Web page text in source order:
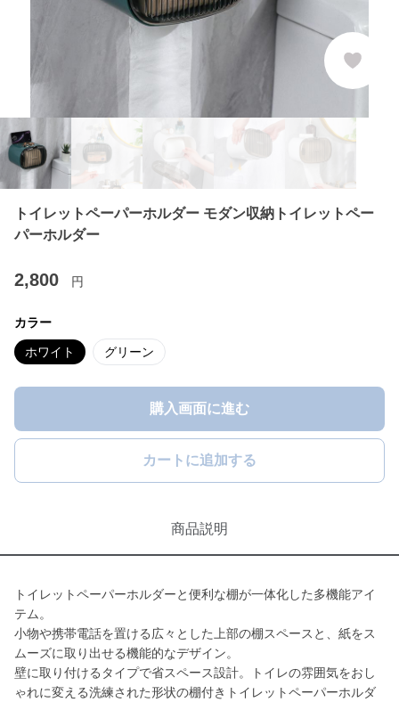
トイレットペーパーホルダー モダン収納トイレットペー
パーホルダー
2,800 円
カラー
ホワイト グリーン
購入画面に進む
カートに追加する
商品説明
トイレットペーパーホルダーと便利な棚が一体化した多機能アイ
テム。
小物や携帯電話を置ける広々とした上部の棚スペースと、紙をス
ムーズに取り出せる機能的なデザイン。
壁に取り付けるタイプで省スペース設計。トイレの雰囲気をおし
ゃれに変える洗練された形状の棚付きトイレットペーパーホルダ